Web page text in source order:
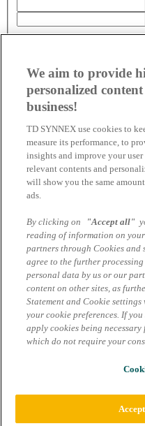
Ja, ich willige zudem
GmbH & Co. OHG zum
kontaktiert. Meine
Zukunft per E-Mail an
widerrufen.
Wenn Sie etwas darüber
GmbH & Co. OHG im
Ihre Daten verarbeitet,
Datenschutzhinweisen
AGB Marcom Services der
Sie haben
Unser Team berät Sie
JETZT ANFRAGEN
Impressum
AGB Marcom Services
© 2026 TD SYNNEX
We aim to provide
personalized
business!
TD SYNNEX use cookies to
measure its performance, to
insights and improve your
relevant contents and
will show you the same
ads.
By clicking on "Accept all"
reading of information on
partners through Cookies and
agree to the further
personal data by us or our
content on other sites, as
Statement and Cookie
your cookie preferences. If you
apply cookies being
which do not require your